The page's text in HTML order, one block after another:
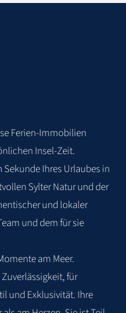
Ferien-Immobilien
Insel-Zeit.
Ihres Urlaubes in
Sylter Natur und der
und lokaler
und dem für sie
am Meer.
Zuverlässigkeit, für
und Exklusivität. Ihre